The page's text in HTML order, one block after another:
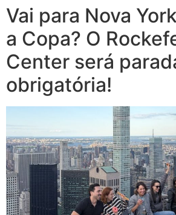
Vai para Nova
a Copa? O
Center será
obrigatória!